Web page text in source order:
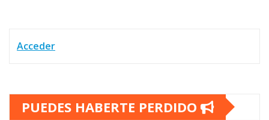
Acceder
PUEDES HABERTE PERDIDO